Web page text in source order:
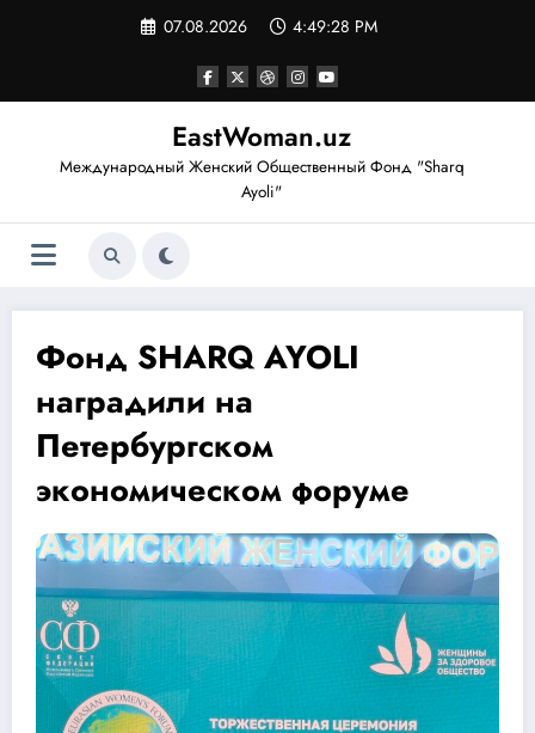
07.08.2026 4:49:29 PM
EastWoman.uz
Международный Женский Общественный Фонд "Sharq
Ayoli"
Фонд SHARQ AYOLI
наградили на
Петербургском
экономическом форуме